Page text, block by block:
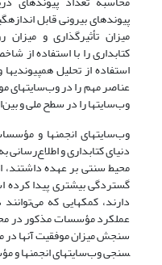
پیوندهای بیرونی قابل
میزان تأثیرگذاری و
کتابداری را با استفاده از
استفاده از تحلیل
عناصر مهم را در وب‌سایتهای
وب‌سایتها را در سطح ملی و
وب‌سایتهای انجمنها و
دنیای کتابداری و اطلاع‌رسانی
محیط سنتی بر عهده
گستردگی بیشتری پیدا
دارند، کمکهایی که
عملکرد مؤسسات مذکور در
سنجی وب‌سایتهای انجمنها و